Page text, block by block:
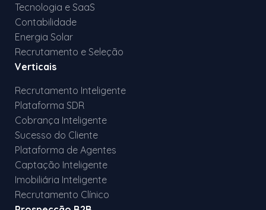
Tecnologia e SaaS
Contabilidade
Energia Solar
Recrutamento e Seleção
Verticais
Recrutamento Inteligente
Plataforma SDR
Cobrança Inteligente
Sucesso do Cliente
Plataforma de Agentes
Captação Inteligente
Imobiliária Inteligente
Recrutamento Clínico